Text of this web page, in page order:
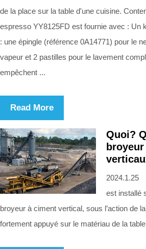
de la place sur la table d'une cuisine.
espresso YY8125FD est fournie avec : Un
: une épingle (référence 0A14771) pour le
vapeur et 2 pastilles pour le lavement
empêchent ...
Read More
Quoi?
2024.1.25
est installé
broyeur à ciment vertical, sous l’action de
fortement appuyé sur le matériau de la